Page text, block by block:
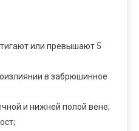
или превышают 5
в забрюшинное
и нижней полой вене;